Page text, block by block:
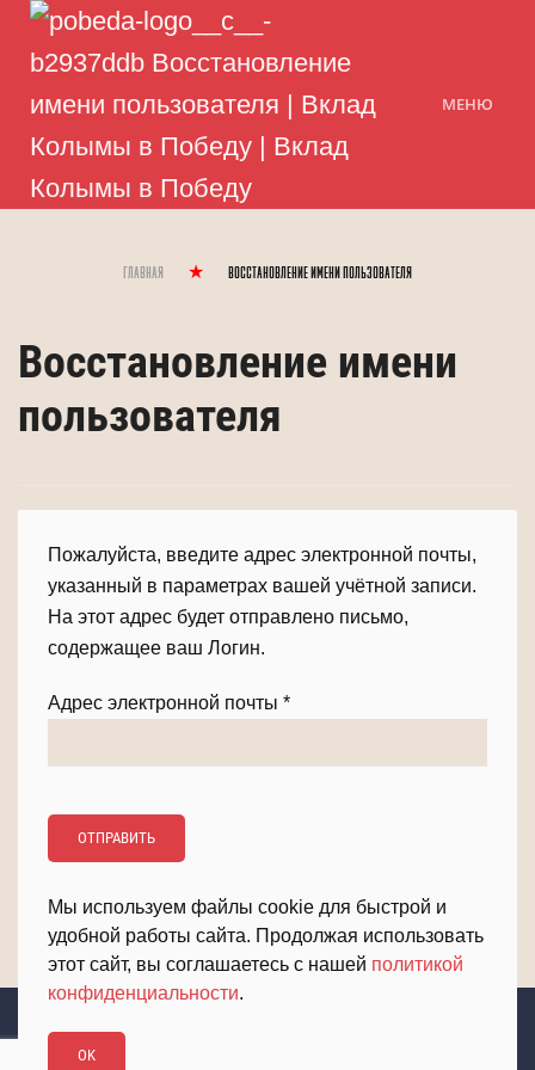
Мы используем файлы cookie для быстрой и
удобной работы сайта. Продолжая использовать
этот сайт, вы соглашаетесь с нашей политикой
конфиденциальности.
OK
МЕНЮ
Главная Восстановление имени пользователя
Восстановление имени
пользователя
Пожалуйста, введите адрес электронной почты,
указанный в параметрах вашей учётной записи.
На этот адрес будет отправлено письмо,
содержащее ваш Логин.
Адрес электронной почты *
ОТПРАВИТЬ